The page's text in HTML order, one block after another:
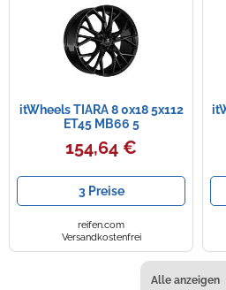
itWheels TIARA 8 0x18 5x112
ET45 MB66 5
154,64 €
3 Preise
reifen.com
Versandkostenfrei
Alle anzeigen